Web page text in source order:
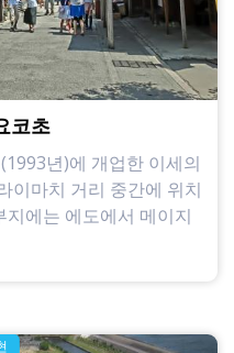
코초
년)에 개업한 이세의
이마치 거리 중간에 위치
에는 에도에서 메이지